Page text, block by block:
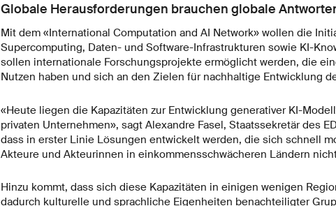
Globale Herausforderungen brauchen globale
Mit dem «International Computation and AI Network» wollen die
Supercomputing, Daten- und Software-Infrastrukturen sowie KI-
sollen internationale Forschungsprojekte ermöglicht werden, die
Nutzen haben und sich an den Zielen für nachhaltige Entwicklung
«Heute liegen die Kapazitäten zur Entwicklung generativer KI-
privaten Unternehmen», sagt Alexandre Fasel, Staatssekretär des
dass in erster Linie Lösungen entwickelt werden, die sich schnell
Akteure und Akteurinnen in einkommensschwächeren Ländern
Hinzu kommt, dass sich diese Kapazitäten in einigen wenigen
dadurch kulturelle und sprachliche Eigenheiten benachteiligter